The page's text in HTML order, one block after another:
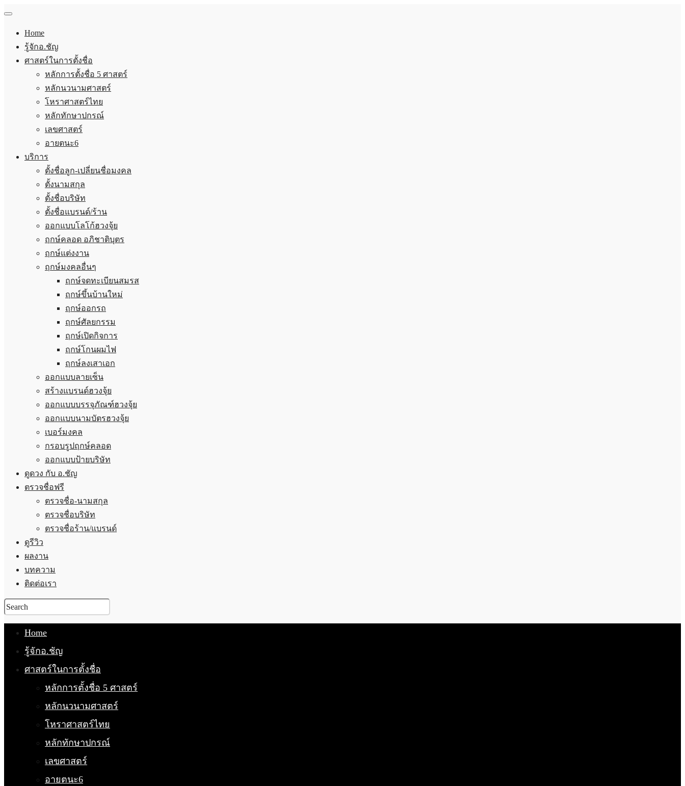
Home
รู้จักอ.ชัญ
ศาสตร์ในการตั้งชื่อ
หลักการตั้งชื่อ 5 ศาสตร์
หลักนวนามศาสตร์
โหราศาสตร์ไทย
หลักทักษาปกรณ์
เลขศาสตร์
อายตนะ6
บริการ
ตั้งชื่อลูก-เปลี่ยนชื่อมงคล
ตั้งนามสกุล
ตั้งชื่อบริษัท
ตั้งชื่อแบรนด์/ร้าน
ออกแบบโลโก้ฮวงจุ้ย
ฤกษ์คลอด อภิชาติบุตร
ฤกษ์แต่งงาน
ฤกษ์มงคลอื่นๆ
ฤกษ์จดทะเบียนสมรส
ฤกษ์ขึ้นบ้านใหม่
ฤกษ์ออกรถ
ฤกษ์ศัลยกรรม
ฤกษ์เปิดกิจการ
ฤกษ์โกนผมไฟ
ฤกษ์ลงเสาเอก
ออกแบบลายเซ็น
สร้างแบรนด์ฮวงจุ้ย
ออกแบบบรรจุภัณฑ์ฮวงจุ้ย
ออกแบบนามบัตรฮวงจุ้ย
เบอร์มงคล
กรอบรูปฤกษ์คลอด
ออกแบบป้ายบริษัท
ดูดวง กับ อ.ชัญ
ตรวจชื่อฟรี
ตรวจชื่อ-นามสกุล
ตรวจชื่อบริษัท
ตรวจชื่อร้าน/แบรนด์
ดูรีวิว
ผลงาน
บทความ
ติดต่อเรา
Home
รู้จักอ.ชัญ
ศาสตร์ในการตั้งชื่อ
หลักการตั้งชื่อ 5 ศาสตร์
หลักนวนามศาสตร์
โหราศาสตร์ไทย
หลักทักษาปกรณ์
เลขศาสตร์
อายตนะ6